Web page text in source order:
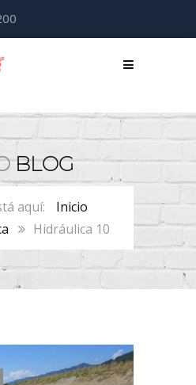
BLOG
Inicio
Hidráulica 10